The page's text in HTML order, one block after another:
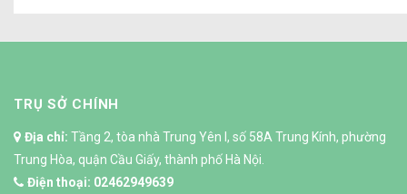
TRỤ SỞ CHÍNH
Địa chỉ: Tầng 2, tòa nhà Trung Yên I, số 58A Trung Kính, phường
Trung Hòa, quận Cầu Giấy, thành phố Hà Nội.
Điện thoại: 02462949639